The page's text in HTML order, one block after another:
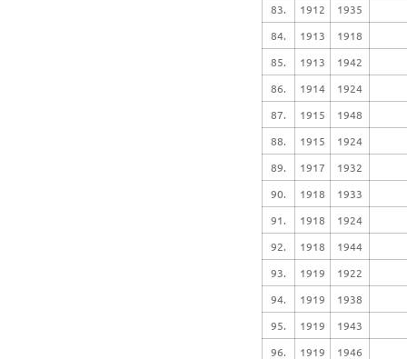
83.
1912
1935
84.
1913
1918
85.
1913
1942
86.
1914
1924
87.
1915
1948
88.
1915
1924
89.
1917
1932
90.
1918
1933
91.
1918
1924
92.
1918
1944
93.
1919 1922
94.
1919
1938
95.
1919
1943
96.
1919 1946